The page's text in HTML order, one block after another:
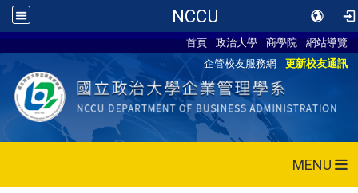
NCCU
首頁 政治大學 商學院
網站導覽
企管校友服務網
更新校友通訊
MENU